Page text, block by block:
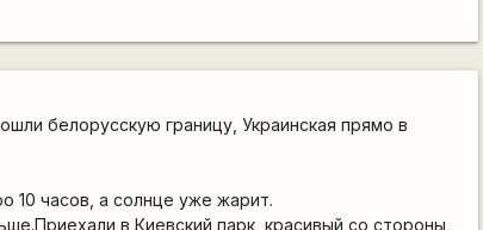
белорусскую границу, Украинская прямо в
10 часов, а солнце уже жарит.
в Киевский парк, красивый со стороны,